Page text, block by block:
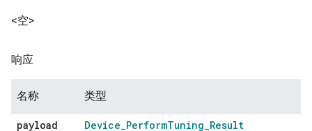
<空>
响应
名称 类型
payload Device_PerformTuning_Result